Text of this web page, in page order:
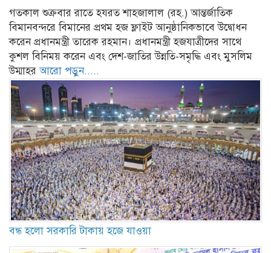
গতকাল শুক্রবার রাতে হযরত শাহজালাল (রহ.) আন্তর্জাতিক
বিমানবন্দরে বিমানের প্রথম হজ ফ্লাইট আনুষ্ঠানিকভাবে উদ্বোধন
করেন প্রধানমন্ত্রী তারেক রহমান। প্রধানমন্ত্রী হজযাত্রীদের সাথে
কুশল বিনিময় করেন এবং দেশ-জাতির উন্নতি-সমৃদ্ধি এবং মুসলিম
উম্মাহরআরো পড়ুন.....
বন্ধ হলো সরকারি টাকায় হজে যাওয়া